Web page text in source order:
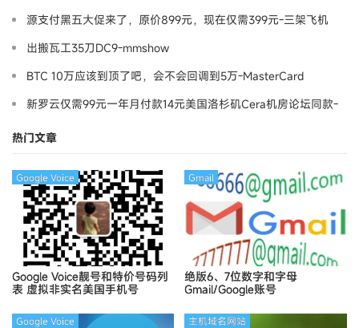
源支付黑五大促来了，原价899元，现在仅需399元-三架飞机
出搬瓦工35刀DC9-mmshow
BTC 10万应该到顶了吧，会不会回调到5万-MasterCard
新罗云仅需99元一年月付款14元美国洛杉矶Cera机房论坛同款-
热门文章
Google Voice靓号和特价号码列
表 虚拟非实名美国手机号
Google Voice
绝版6、7位数字和字母
Gmail/Google账号
Gmail
Google Voice 主机域名网站